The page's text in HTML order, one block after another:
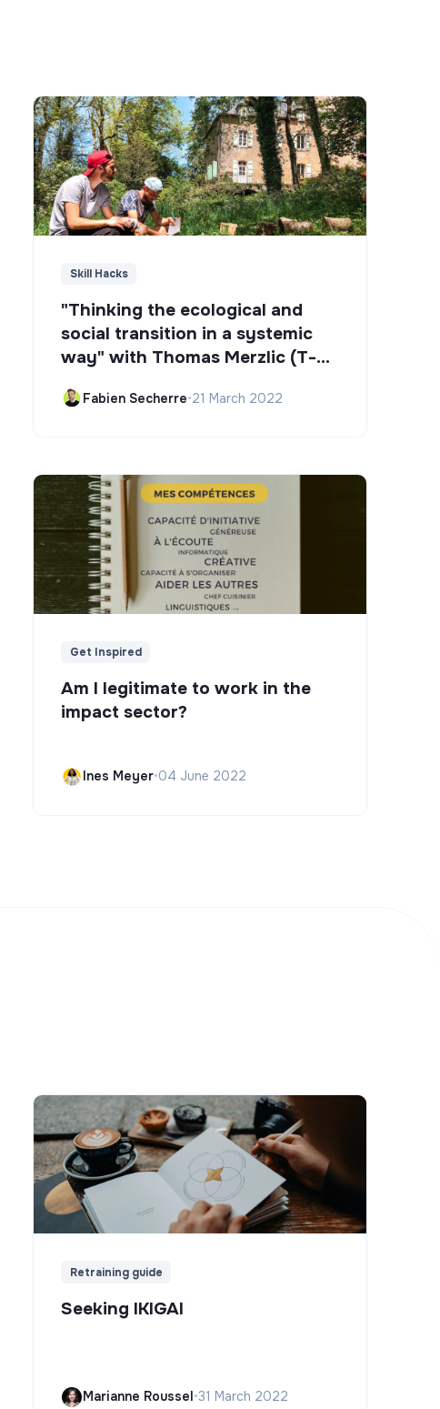
Skill Hacks
"Thinking the ecological and
social transition in a systemic
way" with Thomas Merzlic (T-
Fabien Secherre•21 March 2022
Get Inspired
Am I legitimate to work in the
impact sector?
Ines Meyer•04 June 2022
Retraining guide
Seeking IKIGAI
Marianne Roussel•31 March 2022